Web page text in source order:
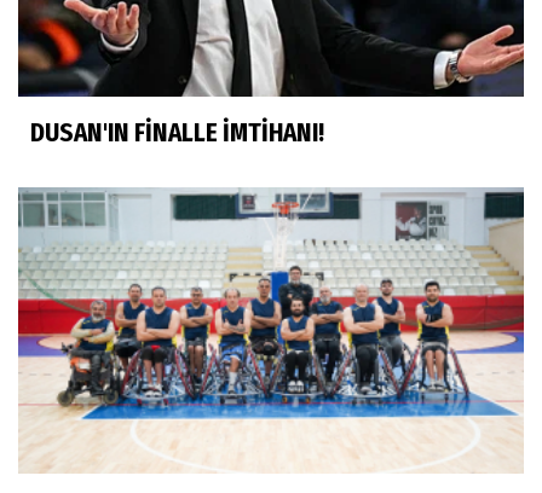
DUSAN'IN FİNALLE İMTİHANI!